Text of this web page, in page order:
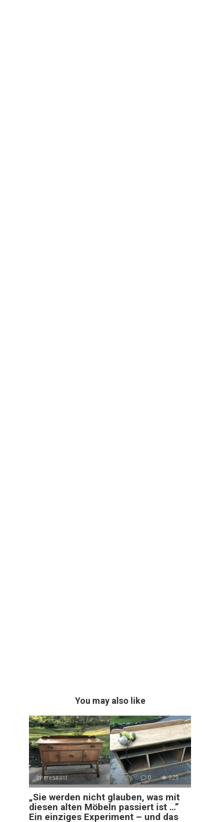
You may also like
Interessant 0 329
„Sie werden nicht glauben, was mit
diesen alten Möbeln passiert ist …“
Ein einziges Experiment – und das